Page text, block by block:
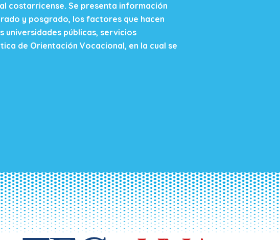
costarricense. Se presenta información
y posgrado, los factores que hacen
universidades públicas, servicios
de Orientación Vocacional, en la cual se